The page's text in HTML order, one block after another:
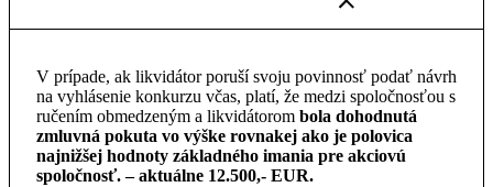
V prípade, ak likvidátor poruší svoju povinnosť podať návrh
na vyhlásenie konkurzu včas, platí, že medzi spoločnosťou s
ručením obmedzeným a likvidátorom bola dohodnutá
zmluvná pokuta vo výške rovnakej ako je polovica
najnižšej hodnoty základného imania pre akciovú
spoločnosť. – aktuálne 12.500,- EUR.